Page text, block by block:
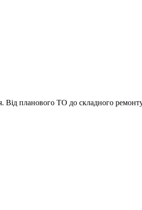
Від планового ТО до складного